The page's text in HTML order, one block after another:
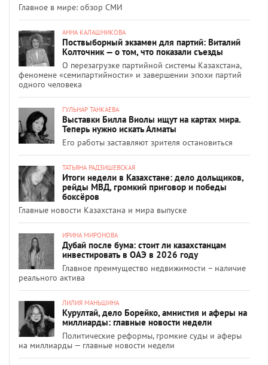
Главное в мире: обзор СМИ
АННА КАЛАШНИКОВА
Поствыборный экзамен для партий: Виталий
Колточник — о том, что показали съезды
О перезагрузке партийной системы Казахстана,
феномене «семипартийности» и завершении эпохи партий
одного человека
ГУЛЬНАР ТАНКАЕВА
Выставки Билла Виолы ищут на картах мира.
Теперь нужно искать Алматы
Его работы заставляют зрителя остановиться
ТАТЬЯНА РАДЗИШЕВСКАЯ
Итоги недели в Казахстане: дело дольщиков,
рейды МВД, громкий приговор и победы
боксёров
Главные новости Казахстана и мира выпуске
ИРИНА МИРОНОВА
Дубай после бума: стоит ли казахстанцам
инвестировать в ОАЭ в 2026 году
Главное преимущество недвижимости – наличие
реального актива
ЛИЛИЯ МАНЬШИНА
Курултай, дело Борейко, амнистия и аферы на
миллиарды: главные новости недели
Политические реформы, громкие суды и аферы
на миллиарды — главные новости недели